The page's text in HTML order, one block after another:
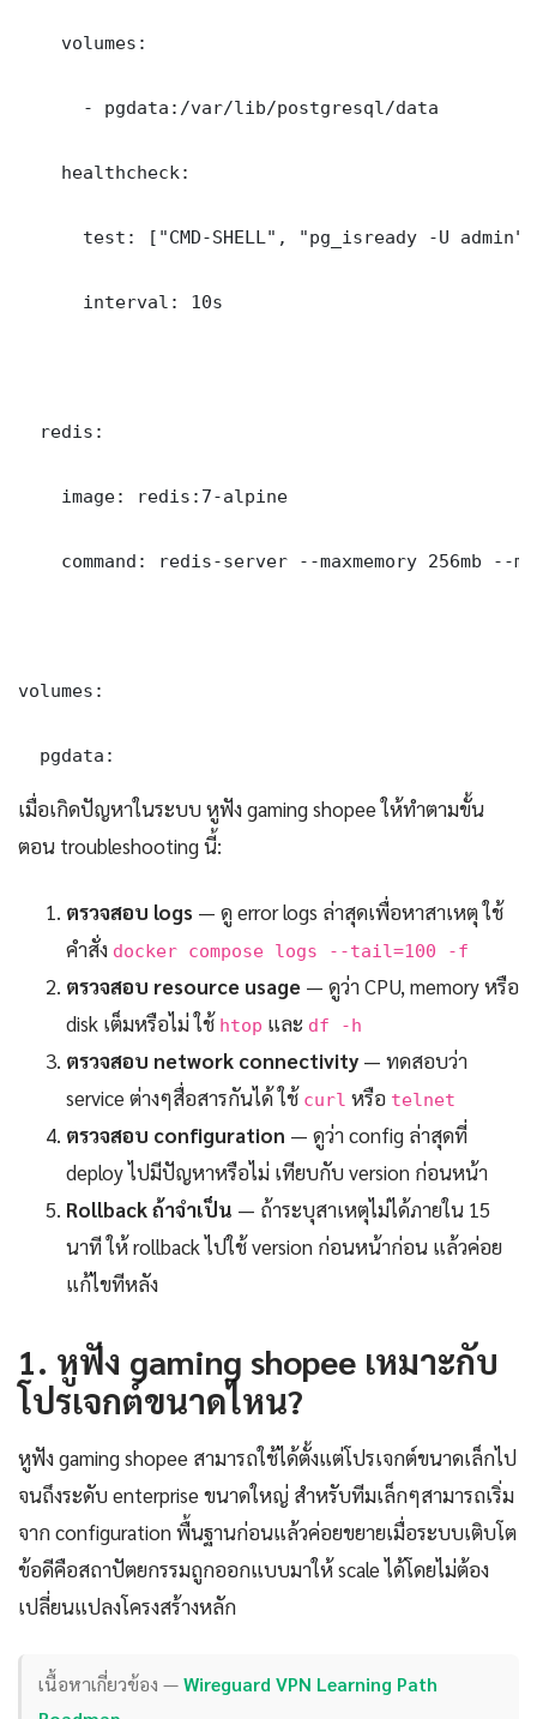
    volumes:
      - pgdata:/var/lib/postgresql/data
    healthcheck:
      test: ["CMD-SHELL", "pg_isready -U admin"]
      interval: 10s
  redis:
    image: redis:7-alpine
command: redis-server --maxmemory 256mb --
volumes:
  pgdata:
เมื่อเกิดปัญหาในระบบ หูฟัง gaming shopee ให้ทำตามขั้น
ตอน troubleshooting นี้:
ตรวจสอบ logs — ดู error logs ล่าสุดเพื่อหาสาเหตุ ใช้
คำสั่ง docker compose logs --tail=100 -f
ตรวจสอบ resource usage — ดูว่า CPU, memory หรือ
disk เต็มหรือไม่ ใช้ htop และ df -h
ตรวจสอบ network connectivity — ทดสอบว่า
service ต่างๆสื่อสารกันได้ ใช้ curl หรือ telnet
ตรวจสอบ configuration — ดูว่า config ล่าสุดที่
deploy ไปมีปัญหาหรือไม่ เทียบกับ version ก่อนหน้า
Rollback ถ้าจำเป็น — ถ้าระบุสาเหตุไม่ได้ภายใน 15
นาที ให้ rollback ไปใช้ version ก่อนหน้าก่อน แล้วค่อย
แก้ไขทีหลัง
1. หูฟัง gaming shopee เหมาะกับ
โปรเจกต์ขนาดไหน?
หูฟัง gaming shopee สามารถใช้ได้ตั้งแต่โปรเจกต์ขนาดเล็กไป
จนถึงระดับ enterprise ขนาดใหญ่ สำหรับทีมเล็กๆสามารถเริ่ม
จาก configuration พื้นฐานก่อนแล้วค่อยขยายเมื่อระบบเติบโต
ข้อดีคือสถาปัตยกรรมถูกออกแบบมาให้ scale ได้โดยไม่ต้อง
เปลี่ยนแปลงโครงสร้างหลัก
เนื้อหาเกี่ยวข้อง —Wireguard VPN Learning Path